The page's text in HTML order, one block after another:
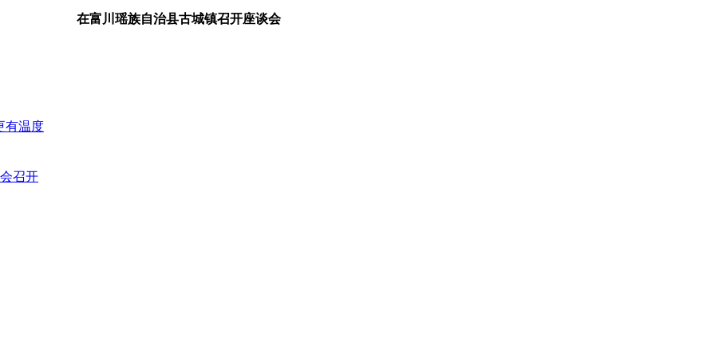
在富川瑶族自治县古城镇召开座谈会
有温度
召开